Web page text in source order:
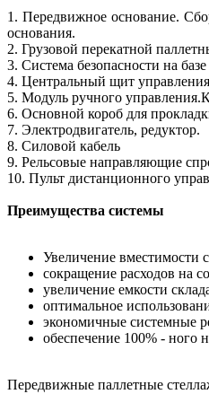
1. Передвижное основание.
основания.
2. Грузовой перекатной
3. Система безопасности на
4. Центральный щит
5. Модуль ручного
6. Основной короб для
7. Электродвигатель, редуктор.
8. Силовой кабель
9. Рельсовые направляющие
10. Пульт дистанционного
Преимущества системы
Увеличение вместимости
сокращение расходов на
увеличение емкости
оптимальное
экономичные системные
обеспечение 100% - ного
Передвижные паллетные